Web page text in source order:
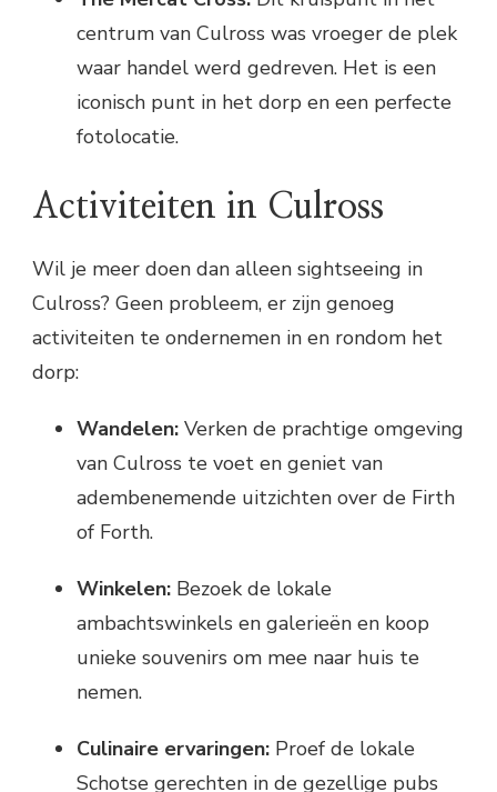
centrum van Culross was vroeger de plek
waar handel werd gedreven. Het is een
iconisch punt in het dorp en een perfecte
fotolocatie.
Activiteiten in Culross
Wil je meer doen dan alleen sightseeing in
Culross? Geen probleem, er zijn genoeg
activiteiten te ondernemen in en rondom het
dorp:
Wandelen: Verken de prachtige omgeving
van Culross te voet en geniet van
adembenemende uitzichten over de Firth
of Forth.
Winkelen: Bezoek de lokale
ambachtswinkels en galerieën en koop
unieke souvenirs om mee naar huis te
nemen.
Culinaire ervaringen: Proef de lokale
Schotse gerechten in de gezellige pubs